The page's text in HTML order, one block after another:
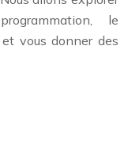
le
vous donner des